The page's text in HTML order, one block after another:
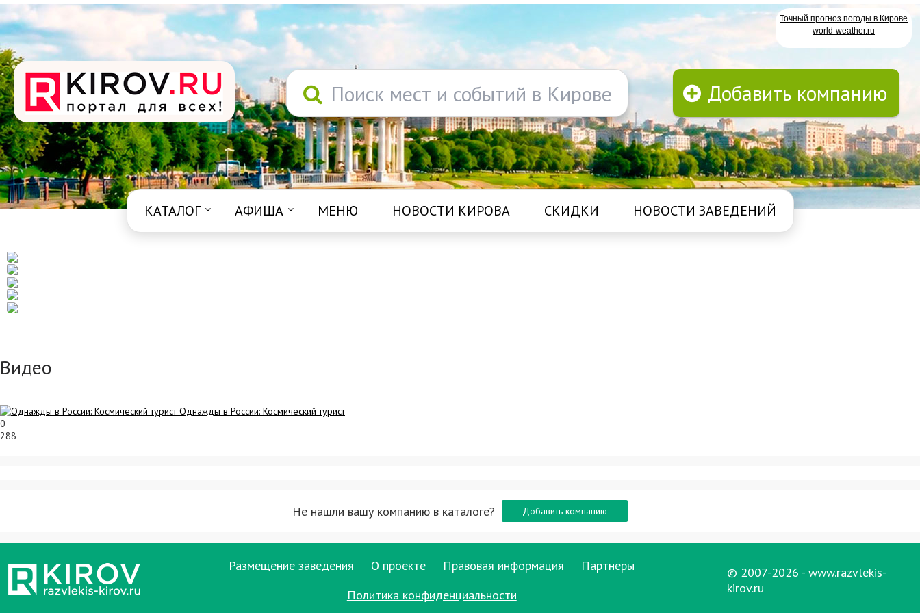
Точный прогноз погоды в Кирове
world-weather.ru
Поиск мест и событий в Кирове Добавить компанию
КАТАЛОГ АФИША МЕНЮ НОВОСТИ КИРОВА СКИДКИ НОВОСТИ ЗАВЕДЕНИЙ
Видео
Однажды в России: Космический турист
0
288
Не нашли вашу компанию в каталоге? Добавить компанию
Размещение заведения О проекте Правовая информация
Партнёры
Политика конфиденциальности
© 2007-2026 - www.razvlekis-
kirov.ru